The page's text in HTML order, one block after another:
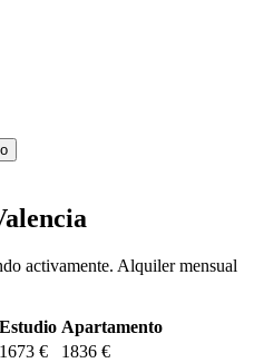
activamente. Alquiler mensual
Estudio Apartamento
1673 €
1836 €